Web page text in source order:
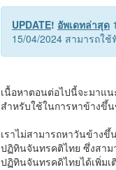
UPDATE! อัพเดทล่าสุด
15/04/2024 สามารถใ
เนื้อหาตอนต่อไปนี้จะมาแ
สำหรับใช้ในการหาข้างขึ้
เราไม่สามารถหาวันข้าง
ปฏิทินจันทรคติไทย ซึ่งสา
ปฏิทินจันทรคดิไทยได้เพิ่มเ